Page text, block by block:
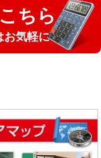
ちら
お気軽に